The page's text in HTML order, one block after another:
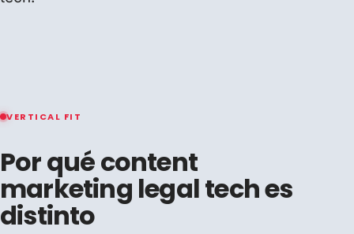
VERTICAL FIT
Por qué content
marketing legal tech es
distinto